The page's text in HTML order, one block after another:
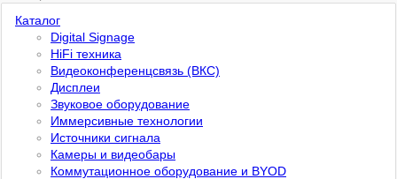
Каталог
Digital Signage
HiFi техника
Видеоконференцсвязь (ВКС)
Дисплеи
Звуковое оборудование
Иммерсивные технологии
Источники сигнала
Камеры и видеобары
Коммутационное оборудование и BYOD